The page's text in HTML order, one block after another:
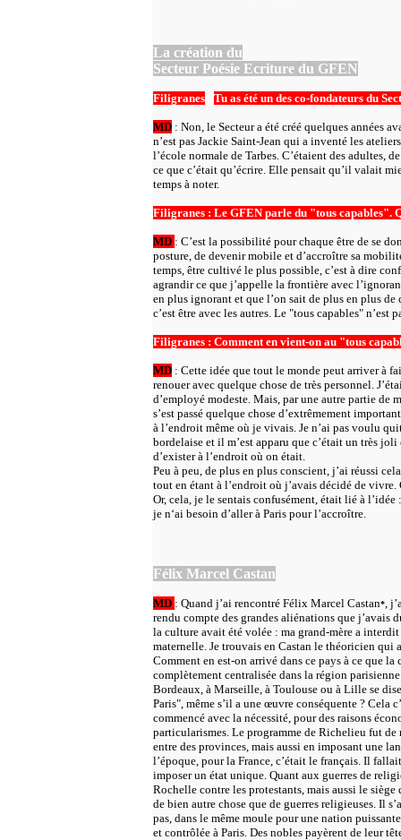
La création du
Secteur Poésie Ecriture du GFEN
Filigranes Tu as été un des co-fondateurs du
MD : Non, le Secteur a été créé quelques années
n’est pas Jackie Saint-Jean qui a inventé les
l’école normale de Tarbes. C’étaient des adultes,
ce que c’était qu’écrire. Elle pensait qu’il valait
temps à noter.
Filigranes : Le GFEN parle du "tous capables".
MD : C’est la possibilité pour chaque être de se
posture, de devenir mobile et d’accroître sa
temps, être cultivé le plus possible, c’est à dire
agrandir ce que j’appelle la frontière avec
en plus ignorant et que l’on sait de plus en plus de
c’est être avec les autres. Le "tous capables"
Filigranes : Comment en vient-on au "tous
MD : Cette idée que tout le monde peut arriver à
renouer avec quelque chose de très personnel.
d’employé modeste. Mais, par une autre partie de
s’est passé quelque chose d’extrêmement
à l’endroit même où je vivais. Je n’ai pas voulu
bordelaise et il m’est apparu que c’était un très
d’exister à l’endroit où on était.
Peu à peu, de plus en plus conscient, j’ai réussi
tout en étant à l’endroit où j’avais décidé de
Or, cela, je le sentais confusément, était lié à
je n‘ai besoin d’aller à Paris pour l’accroître.
Félix Marcel Castan
MD : Quand j’ai rencontré Félix Marcel Castan*,
rendu compte des grandes aliénations que
la culture avait été volée : ma grand-mère a
maternelle. Je trouvais en Castan le théoricien qui
Comment en est-on arrivé dans ce pays à ce que
complètement centralisée dans la région
Bordeaux, à Marseille, à Toulouse ou à Lille se
Paris", même s’il a une œuvre conséquente ? Cela
commencé avec la nécessité, pour des raisons
particularismes. Le programme de Richelieu fut de
entre des provinces, mais aussi en imposant une
l’époque, pour la France, c’était le français. Il
imposer un état unique. Quant aux guerres de
Rochelle contre les protestants, mais aussi le
de bien autre chose que de guerres religieuses. Il
pas, dans le même moule pour une nation
et contrôlée à Paris. Des nobles payèrent de leur